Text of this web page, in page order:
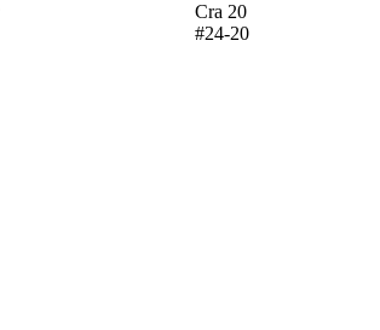
Cra 20
#24-20